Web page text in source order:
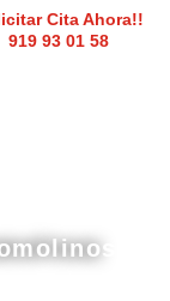
Cita Ahora!!
919 93 01 58